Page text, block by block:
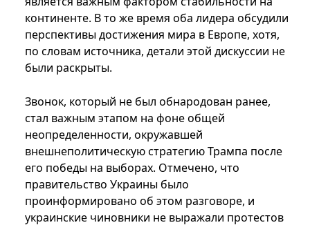
континенте. В то же время оба лидера обсудили
перспективы достижения мира в Европе, хотя,
по словам источника, детали этой дискуссии не
были раскрыты.
Звонок, который не был обнародован ранее,
стал важным этапом на фоне общей
неопределенности, окружавшей
внешнеполитическую стратегию Трампа после
его победы на выборах. Отмечено, что
правительство Украины было
проинформировано об этом разговоре, и
украинские чиновники не выражали протестов